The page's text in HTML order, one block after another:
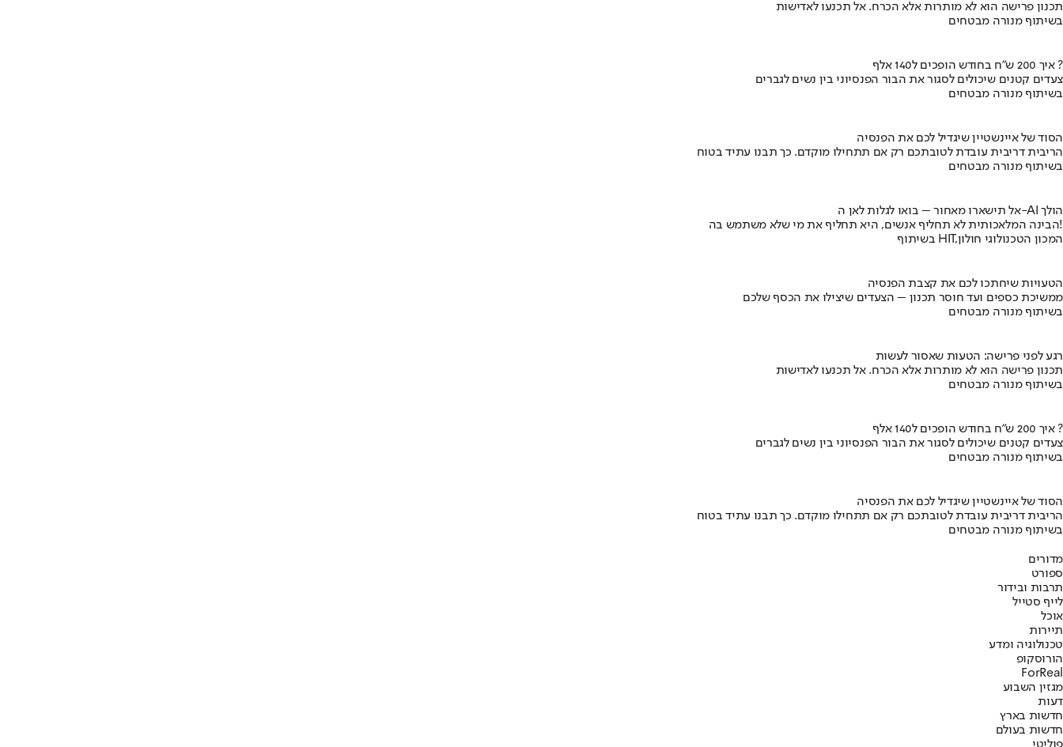
תכנון פרישה הוא לא מותרות אלא הכרח. אל תכנעו לאדישות
בשיתוף מנורה מבטחים
איך 200 ש"ח בחודש הופכים ל140 אלף ?
צעדים קטנים שיכולים לסגור את הבור הפנסיוני בין נשים לגברים
בשיתוף מנורה מבטחים
הסוד של איינשטיין שיגדיל לכם את הפנסיה
הריבית דריבית עובדת לטובתכם רק אם תתחילו מוקדם. כך תבנו עתיד בטוח
בשיתוף מנורה מבטחים
אל תישארו מאחור – בואו לגלות לאן ה-AI הולך
הבינה המלאכותית לא תחליף אנשים, היא תחליף את מי שלא משתמש בה!
בשיתוף HIT,המכון הטכנולוגי חולון
הטעויות שיחתכו לכם את קצבת הפנסיה
ממשיכת כספים ועד חוסר תכנון – הצעדים שיצילו את הכסף שלכם
בשיתוף מנורה מבטחים
רגע לפני פרישה: הטעות שאסור לעשות
תכנון פרישה הוא לא מותרות אלא הכרח. אל תכנעו לאדישות
בשיתוף מנורה מבטחים
איך 200 ש"ח בחודש הופכים ל140 אלף ?
צעדים קטנים שיכולים לסגור את הבור הפנסיוני בין נשים לגברים
בשיתוף מנורה מבטחים
הסוד של איינשטיין שיגדיל לכם את הפנסיה
הריבית דריבית עובדת לטובתכם רק אם תתחילו מוקדם. כך תבנו עתיד בטוח
בשיתוף מנורה מבטחים
מדורים
ספורט
תרבות ובידור
לייף סטייל
אוכל
תיירות
טכנולוגיה ומדע
הורוסקופ
ForReal
מגזין השבוע
דעות
חדשות בארץ
חדשות בעולם